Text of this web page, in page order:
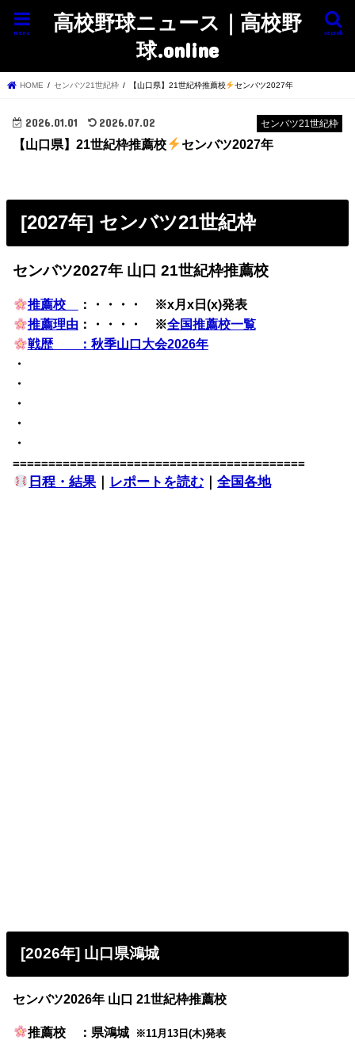
高校野球ニュース｜高校野
球.online
search
menu
HOME センバツ21世紀枠 【山口県】21世紀枠推薦校 センバツ2027年
センバツ21世紀枠
2026.01.01 2026.07.02
【山口県】21世紀枠推薦校 センバツ2027年
[2027年] センバツ21世紀枠
センバツ2027年 山口 21世紀枠推薦校
推薦校
：・・・・ ※x月x日(x)発表
推薦理由 ：・・・・ ※全国推薦校一覧
戦歴 ：秋季山口大会2026年
・
・
・
・
・
=========================================
日程・結果｜ レポートを読む ｜全国各地
[2026年] 山口県鴻城
センバツ2026年 山口 21世紀枠推薦校
推薦校 ：県鴻城 ※11月13日(木)発表